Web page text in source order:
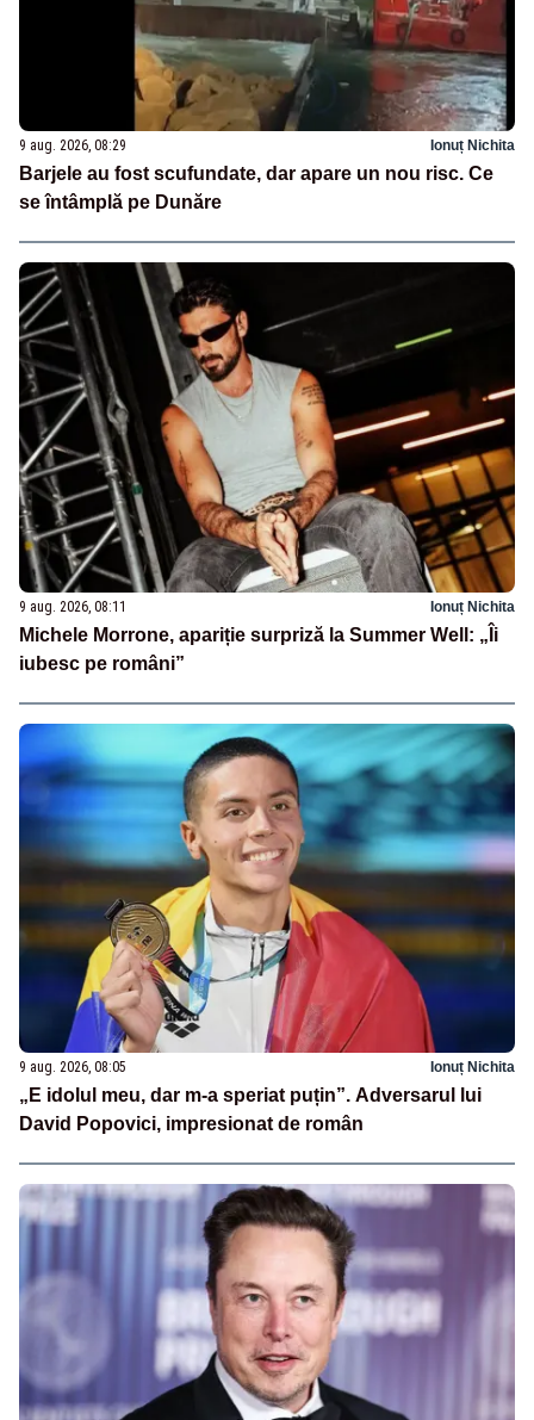
9 aug. 2026, 08:29 Ionuț Nichita
Barjele au fost scufundate, dar apare un nou risc. Ce
se întâmplă pe Dunăre
9 aug. 2026, 08:11 Ionuț Nichita
Michele Morrone, apariție surpriză la Summer Well: „Îi
iubesc pe români”
9 aug. 2026, 08:05 Ionuț Nichita
„E idolul meu, dar m-a speriat puțin”. Adversarul lui
David Popovici, impresionat de român